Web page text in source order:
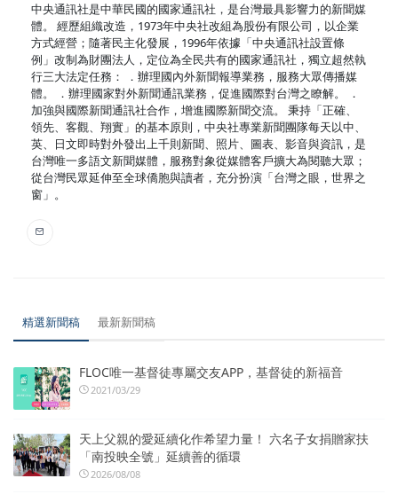
中央通訊社是中華民國的國家通訊社，是台灣最具影響力的新聞媒
體。 經歷組織改造，1973年中央社改組為股份有限公司，以企業
方式經營；隨著民主化發展，1996年依據「中央通訊社設置條
例」改制為財團法人，定位為全民共有的國家通訊社，獨立超然執
行三大法定任務： ．辦理國內外新聞報導業務，服務大眾傳播媒
體。 ．辦理國家對外新聞通訊業務，促進國際對台灣之瞭解。 ．
加強與國際新聞通訊社合作，增進國際新聞交流。 秉持「正確、
領先、客觀、翔實」的基本原則，中央社專業新聞團隊每天以中、
英、日文即時對外發出上千則新聞、照片、圖表、影音與資訊，是
台灣唯一多語文新聞媒體，服務對象從媒體客戶擴大為閱聽大眾；
從台灣民眾延伸至全球僑胞與讀者，充分扮演「台灣之眼，世界之
窗」。
精選新聞稿 最新新聞稿
FLOC唯一基督徒專屬交友APP，基督徒的新福音
2021/03/29
天上父親的愛延續化作希望力量！ 六名子女捐贈家扶
「南投映全號」延續善的循環
2026/08/08